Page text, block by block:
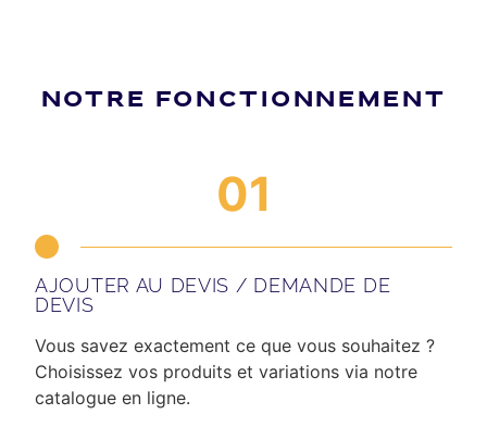
NOTRE FONCTIONNEMENT
01
AJOUTER AU DEVIS / DEMANDE DE
DEVIS
Vous savez exactement ce que vous souhaitez ?
Choisissez vos produits et variations via notre
catalogue en ligne.